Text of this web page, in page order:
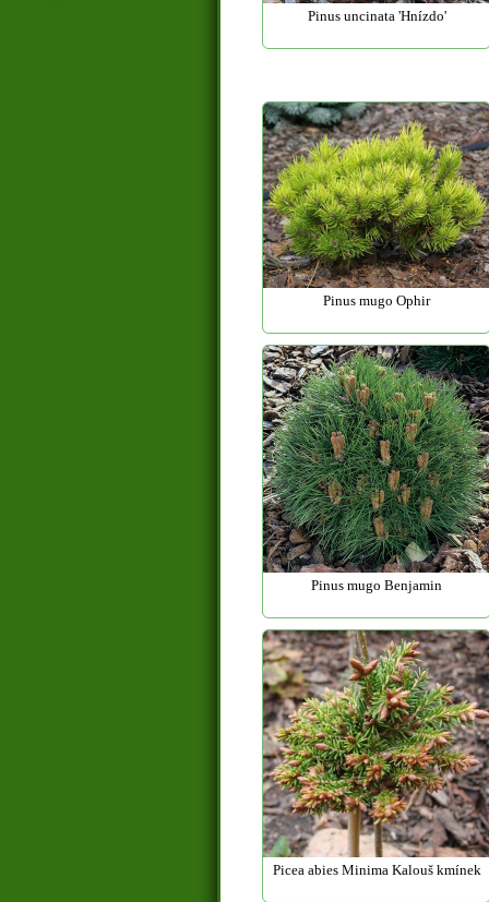
Pinus uncinata 'Hnízdo'
Pinus mugo Ophir
Pinus mugo Benjamin
Picea abies Minima Kalouš kmínek